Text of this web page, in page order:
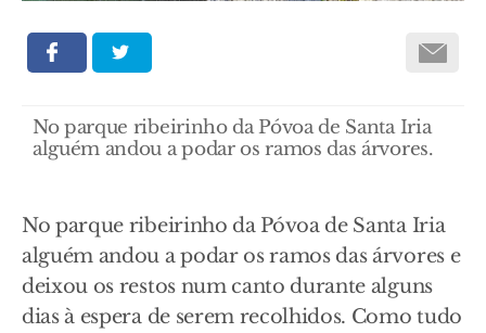
No parque ribeirinho da Póvoa de Santa Iria
alguém andou a podar os ramos das árvores.
No parque ribeirinho da Póvoa de Santa Iria
alguém andou a podar os ramos das árvores e
deixou os restos num canto durante alguns
dias à espera de serem recolhidos. Como tudo